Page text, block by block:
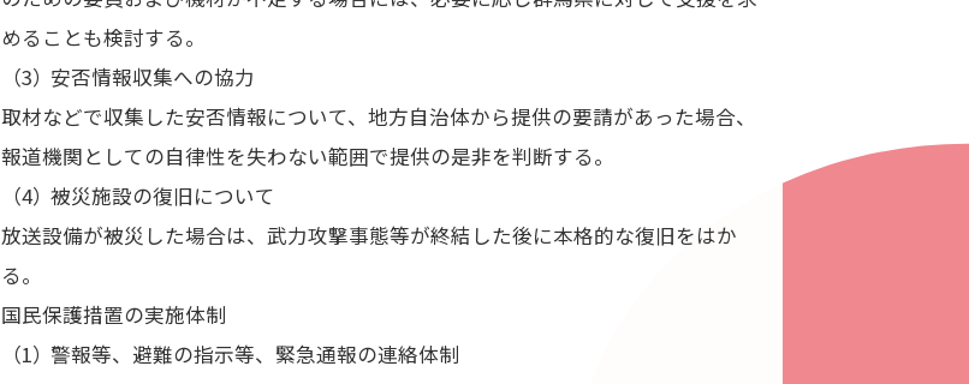
めることも検討する。
安否情報収集への協力
取材などで収集した安否情報について、地方自治体から提供の要請があった場合、
報道機関としての自律性を失わない範囲で提供の是非を判断する。
被災施設の復旧について
放送設備が被災した場合は、武力攻撃事態等が終結した後に本格的な復旧をはか
る。
国民保護措置の実施体制
警報等、避難の指示等、緊急通報の連絡体制